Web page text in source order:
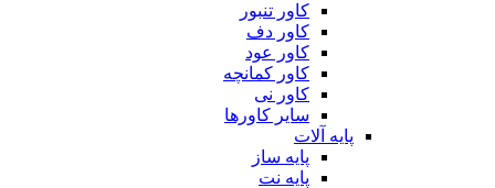
کاور تنبور
کاور دف
کاور عود
کاور کمانچه
کاور نی
سایر کاورها
پایه آلات
پایه ساز
پایه نت